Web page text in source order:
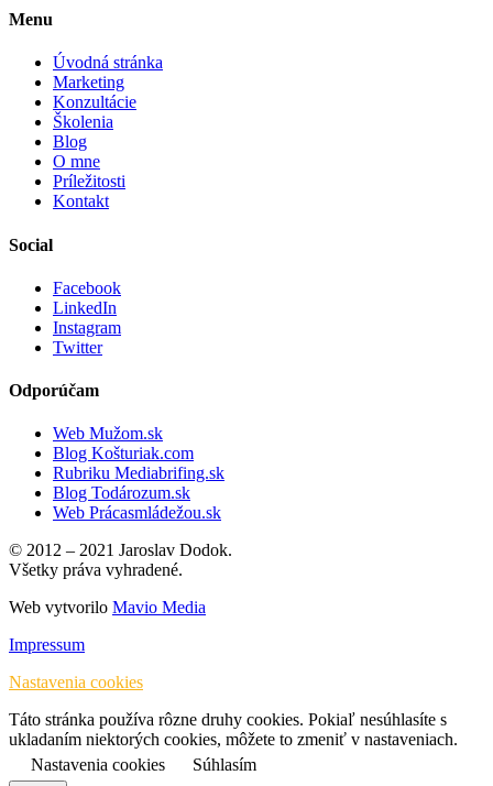
Menu
Úvodná stránka
Marketing
Konzultácie
Školenia
Blog
O mne
Príležitosti
Kontakt
Social
Facebook
LinkedIn
Instagram
Twitter
Odporúčam
Web Mužom.sk
Blog Košturiak.com
Rubriku Mediabrifing.sk
Blog Todározum.sk
Web Prácasmládežou.sk
© 2012 – 2021 Jaroslav Dodok.
Všetky práva vyhradené.
Web vytvorilo Mavio Media
Impressum
Nastavenia cookies
Táto stránka používa rôzne druhy cookies. Pokiaľ nesúhlasíte s
ukladaním niektorých cookies, môžete to zmeniť v nastaveniach.
Nastavenia cookies
Súhlasím